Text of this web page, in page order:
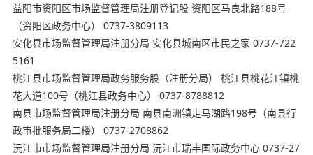
益阳市资阳区市场监督管理局注册登记股 资阳区马良北路188号
（资阳区政务中心） 0737-3809113
安化县市场监督管理局注册分局 安化县城南区市民之家 0737-722
5161
桃江县市场监督管理局政务服务股（注册分局） 桃江县桃花江镇桃
花大道100号（桃江县政务中心） 0737-8788812
南县市场监督管理局注册分局 南县南洲镇走马湖路198号（南县行
政审批服务局二楼） 0737-2708862
沅江市市场监督管理局注册分局 沅江市瑞丰国际政务中心 0737-27